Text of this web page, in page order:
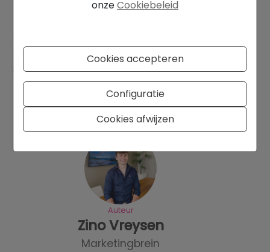
voor het leven, El Portet, Moraira is een plek waar
je nooit meer weg wilt.
Auteur
Zino Vreysen
Marketingbrein
onzeCookiebeleid
Cookies accepteren
Configuratie
Cookies afwijzen